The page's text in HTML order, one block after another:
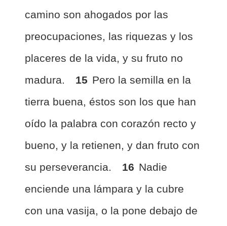
camino son ahogados por las
preocupaciones, las riquezas y los
placeres de la vida, y su fruto no
madura.
15 Pero la semilla en la
tierra buena, éstos son los que han
oído la palabra con corazón recto y
bueno, y la retienen, y dan fruto con
su perseverancia.
16 Nadie
enciende una lámpara y la cubre
con una vasija, o la pone debajo de